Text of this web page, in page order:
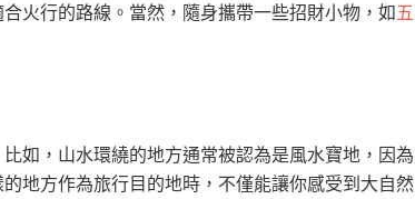
火行的路線。當然，隨身攜帶一些招財小物，如五
如，山水環繞的地方通常被認為是風水寶地，因為
地方作為旅行目的地時，不僅能讓你感受到大自然